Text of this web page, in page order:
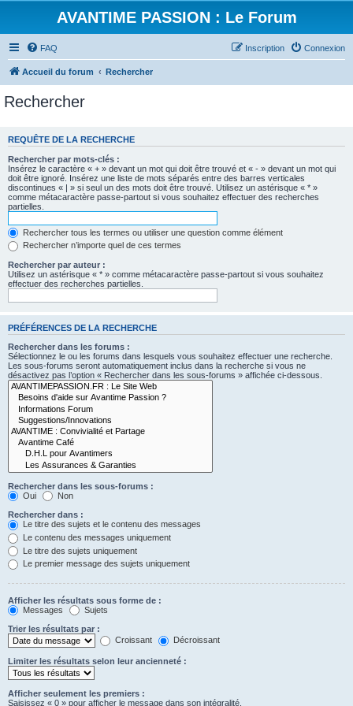
AVANTIME PASSION : Le Forum
FAQ Connexion
Inscription
Accueil du forum Rechercher
Rechercher
REQUÊTE DE LA RECHERCHE
Rechercher par mots-clés :
Insérez le caractère « + » devant un mot qui doit être trouvé et « - » devant un mot qui
doit être ignoré. Insérez une liste de mots séparés entre des barres verticales
discontinues « | » si seul un des mots doit être trouvé. Utilisez un astérisque « * »
comme métacaractère passe-partout si vous souhaitez effectuer des recherches
partielles.
Rechercher tous les termes ou utiliser une question comme élément
Rechercher n’importe quel de ces termes
Rechercher par auteur :
Utilisez un astérisque « * » comme métacaractère passe-partout si vous souhaitez
effectuer des recherches partielles.
PRÉFÉRENCES DE LA RECHERCHE
Rechercher dans les forums :
Sélectionnez le ou les forums dans lesquels vous souhaitez effectuer une recherche.
Les sous-forums seront automatiquement inclus dans la recherche si vous ne
désactivez pas l’option « Rechercher dans les sous-forums » affichée ci-dessous.
Rechercher dans les sous-forums :
Oui
Non
Rechercher dans :
Le titre des sujets et le contenu des messages
Le contenu des messages uniquement
Le titre des sujets uniquement
Le premier message des sujets uniquement
Afficher les résultats sous forme de :
Messages
Sujets
Trier les résultats par :
Croissant
Décroissant
Limiter les résultats selon leur ancienneté :
Afficher seulement les premiers :
Saisissez « 0 » pour afficher le message dans son intégralité.